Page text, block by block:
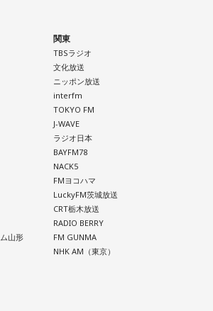
POST
～15:50
薫堂、宇賀なつみ
https://www.tfm.co.jp/post/
んべろ街」を紹介しました。「そこだ
その独特の魅力を語ります。
て挙げたのが「米仙」です。お酒3杯に
がリーズナブルな価格で楽しめ、「石垣
紹介。「炙りと生があるんですけど、
めです」と、地元ならではの楽しみ方
ス」も外せない1軒です。建物のレトロ
で、「タンだとかハラミだとかハツ、
がら、昔ながらの雰囲気が楽しめる」
うペッパーが強めで、かなりおいしい
を押しました。
店を尋ねられると、ゴリさんは「エメ
なかでもプレミアムリブステーキにつ
、柔らかさ、肉の質がもうレベルが違
へ！！あなた本来の魅力がグッと高ま
恵まれやすく、嬉しいお誘いや出会い
。少しおしゃれして人に会うのもおす
「今の自分が好きなところ」を3つ見つ
座）
したい！」という気持ちが未来を動か
方にこだわらず、楽しそうな方へ進ん
待っていそう。少し大胆なくらいで
りたいことを一つ予定に書き込んでみ
つじ座）
の心に火をつける日。今日は周りの反
はこれがやりたい！」を大切にしてみ
に動くほど仲間も集まってきそうで
きる小さな一歩を決めてから寝てみて
山形
関東
TBSラジオ
文化放送
ニッポン放送
interfm
TOKYO FM
J-WAVE
ラジオ日本
BAYFM78
NACK5
FMヨコハマ
LuckyFM茨城放送
CRT栃木放送
RADIO BERRY
FM GUNMA
NHK AM（東京）